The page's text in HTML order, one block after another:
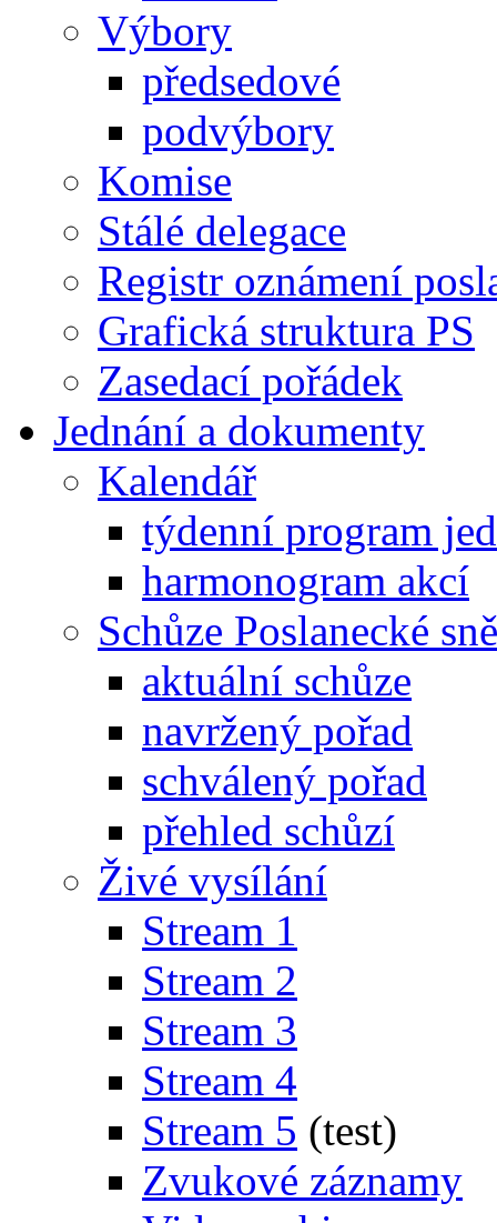
Výbory
předsedové
podvýbory
Komise
Stálé delegace
Registr oznámení
Grafická struktura PS
Zasedací pořádek
Jednání a dokumenty
Kalendář
týdenní program
harmonogram akcí
Schůze Poslanecké
aktuální schůze
navržený pořad
schválený pořad
přehled schůzí
Živé vysílání
Stream 1
Stream 2
Stream 3
Stream 4
Stream 5 (test)
Zvukové záznamy